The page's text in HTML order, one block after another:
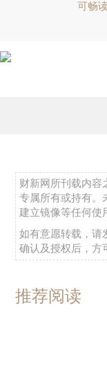
可畅
财新网所刊载内容
专属所有或持有。
建立镜像等任何使
如有意愿转载，请
确认及授权后，方
推荐阅读